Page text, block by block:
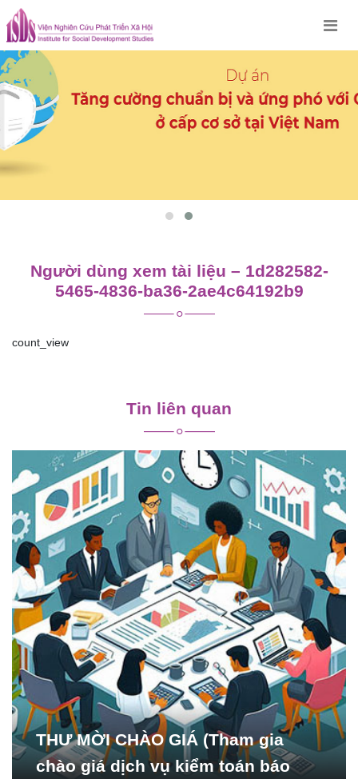
Skip
to
content
Người dùng xem tài liệu – 1d282582-
5465-4836-ba36-2ae4c64192b9
count_view
viết
Tin liên quan
THƯ MỜI CHÀO GIÁ (Tham gia
chào giá dịch vụ kiểm toán báo